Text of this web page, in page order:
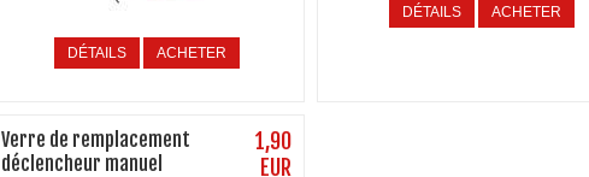
DÉTAILS ACHETER
DÉTAILS ACHETER
Verre de remplacement
déclencheur manuel
1,90
EUR